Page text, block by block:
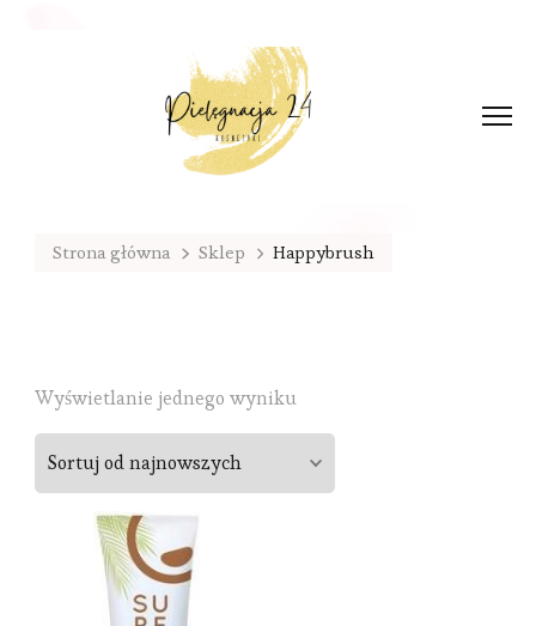
Strona główna Sklep Happybrush
Wyświetlanie jednego wyniku